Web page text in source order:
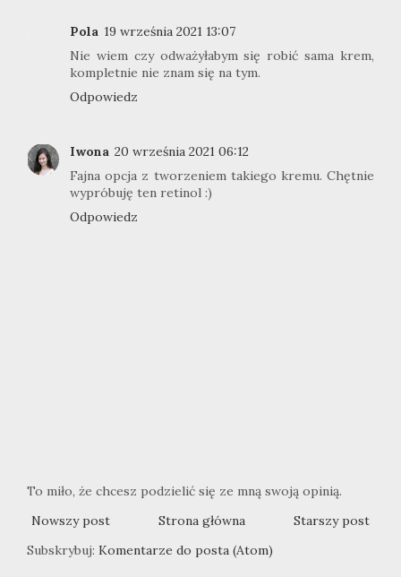
Pola 19 września 2021 13:07
Nie wiem czy odważyłabym się robić sama krem,
kompletnie nie znam się na tym.
Odpowiedz
Iwona 20 września 2021 06:12
Fajna opcja z tworzeniem takiego kremu. Chętnie
wypróbuję ten retinol :)
Odpowiedz
To miło, że chcesz podzielić się ze mną swoją opinią.
Nowszy post
Starszy post
Strona główna
Subskrybuj: Komentarze do posta (Atom)